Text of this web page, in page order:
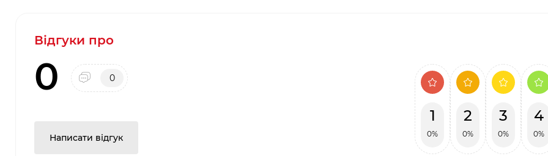
Відгуки про
0 0
Написати відгук
1
0%
2
0%
3
0%
4
0%